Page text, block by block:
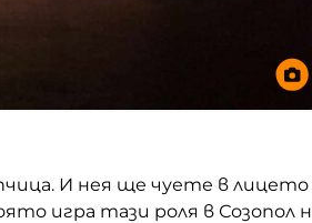
И нея ще чуете в лицето
игра тази роля в Созопол